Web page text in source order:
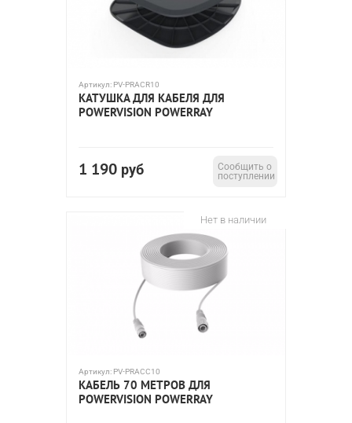
Артикул: PV-PRACR10
КАТУШКА ДЛЯ КАБЕЛЯ ДЛЯ
POWERVISION POWERRAY
1 190 руб
Сообщить о
поступлении
Нет в наличии
Артикул: PV-PRACC10
КАБЕЛЬ 70 МЕТРОВ ДЛЯ
POWERVISION POWERRAY